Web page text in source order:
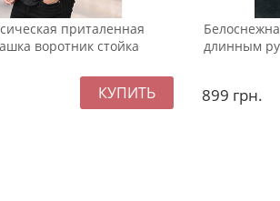
приталенная
воротник стойка
длинным
899 грн.